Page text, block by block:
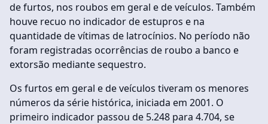
de furtos, nos roubos em geral e de veículos. Também
houve recuo no indicador de estupros e na
quantidade de vítimas de latrocínios. No período não
foram registradas ocorrências de roubo a banco e
extorsão mediante sequestro.
Os furtos em geral e de veículos tiveram os menores
números da série histórica, iniciada em 2001. O
primeiro indicador passou de 5.248 para 4.704, se